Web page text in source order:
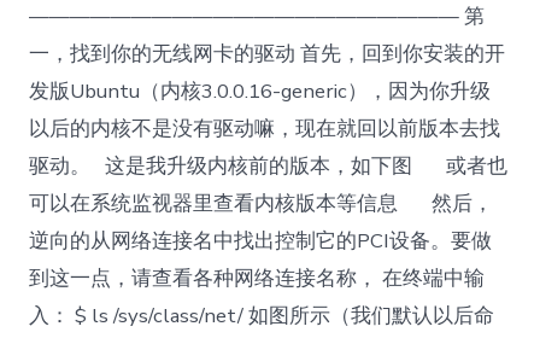
————————————————————— 第
一，找到你的无线网卡的驱动 首先，回到你安装的开
发版Ubuntu（内核3.0.0.16-generic），因为你升级
以后的内核不是没有驱动嘛，现在就回以前版本去找
驱动。 这是我升级内核前的版本，如下图 或者也
可以在系统监视器里查看内核版本等信息 然后，
逆向的从网络连接名中找出控制它的PCI设备。要做
到这一点，请查看各种网络连接名称， 在终端中输
入： $ ls /sys/class/net/ 如图所示（我们默认以后命